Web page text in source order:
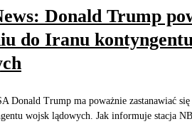
Donald Trump
do Iranu
Donald Trump ma poważnie zastanawiać
wojsk lądowych. Jak informuje stacja